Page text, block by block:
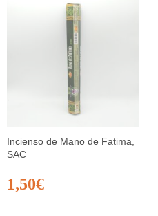
Incienso de Mano de Fatima,
SAC
1,50€